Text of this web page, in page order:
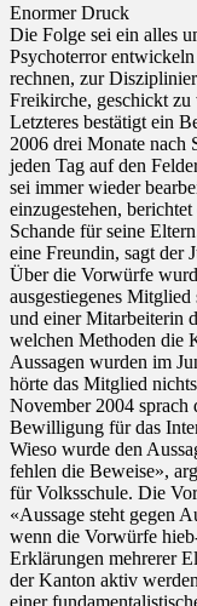
Enormer Druck
Die Folge sei ein alles
Psychoterror
rechnen, zur
Freikirche, geschickt zu
Letzteres bestätigt ein
2006 drei Monate nach
jeden Tag auf den
sei immer wieder
einzugestehen,
Schande für seine
eine Freundin, sagt der
Über die Vorwürfe
ausgestiegenes
und einer Mitarbeiterin
welchen Methoden die
Aussagen wurden im
hörte das Mitglied
November 2004 sprach
Bewilligung für das
Wieso wurde den
fehlen die Beweise»,
für Volksschule. Die
«Aussage steht gegen
wenn die Vorwürfe
Erklärungen mehrerer
der Kanton aktiv
einer